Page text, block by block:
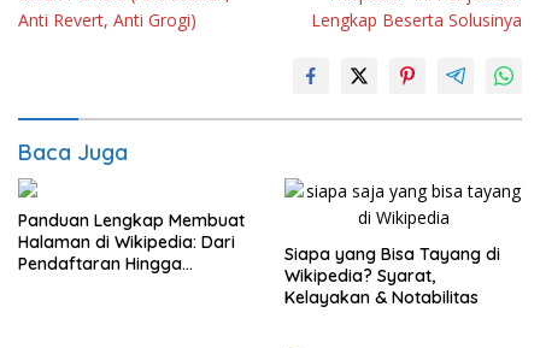
Anti Revert, Anti Grogi)
Lengkap Beserta Solusinya
Baca Juga
Panduan Lengkap Membuat
Halaman di Wikipedia: Dari
Pendaftaran Hingga
Siapa yang Bisa Tayang di
Wikipedia? Syarat,
Kelayakan & Notabilitas